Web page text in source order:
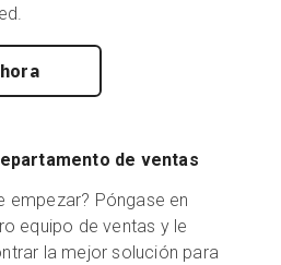
de ventas
empezar? Póngase en
equipo de ventas y le
la mejor solución para